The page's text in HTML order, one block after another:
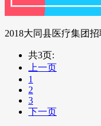
2018大同县医疗集团
共3页:
上一页
1
2
3
下一页